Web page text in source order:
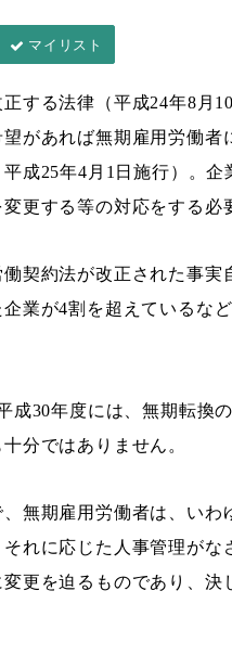
マイリスト
する法律（平成24年8月
があれば無期雇用労働
平成25年4月1日施行）。
更する等の対応をする必
契約法が改正された事
業が4割を超えているな
成30年度には、無期転換
分ではありません。
無期雇用労働者は、い
れに応じた人事管理が
更を迫るものであり、決